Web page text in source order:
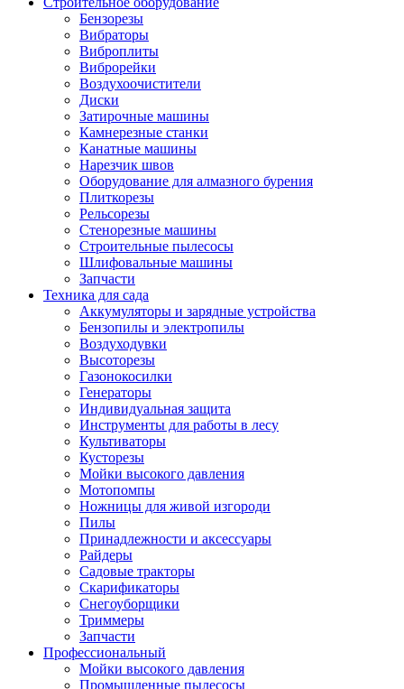
Бензорезы
Вибраторы
Виброплиты
Виброрейки
Воздухоочистители
Диски
Затирочные машины
Камнерезные станки
Канатные машины
Нарезчик швов
Оборудование для алмазного бурения
Плиткорезы
Рельсорезы
Стенорезные машины
Строительные пылесосы
Шлифовальные машины
Запчасти
Техника для сада
Аккумуляторы и зарядные устройства
Бензопилы и электропилы
Воздуходувки
Высоторезы
Газонокосилки
Генераторы
Индивидуальная защита
Инструменты для работы в лесу
Культиваторы
Кусторезы
Мойки высокого давления
Мотопомпы
Ножницы для живой изгороди
Пилы
Принадлежности и аксессуары
Райдеры
Садовые тракторы
Скарификаторы
Снегоуборщики
Триммеры
Запчасти
Профессиональный
Мойки высокого давления
Промышленные пылесосы